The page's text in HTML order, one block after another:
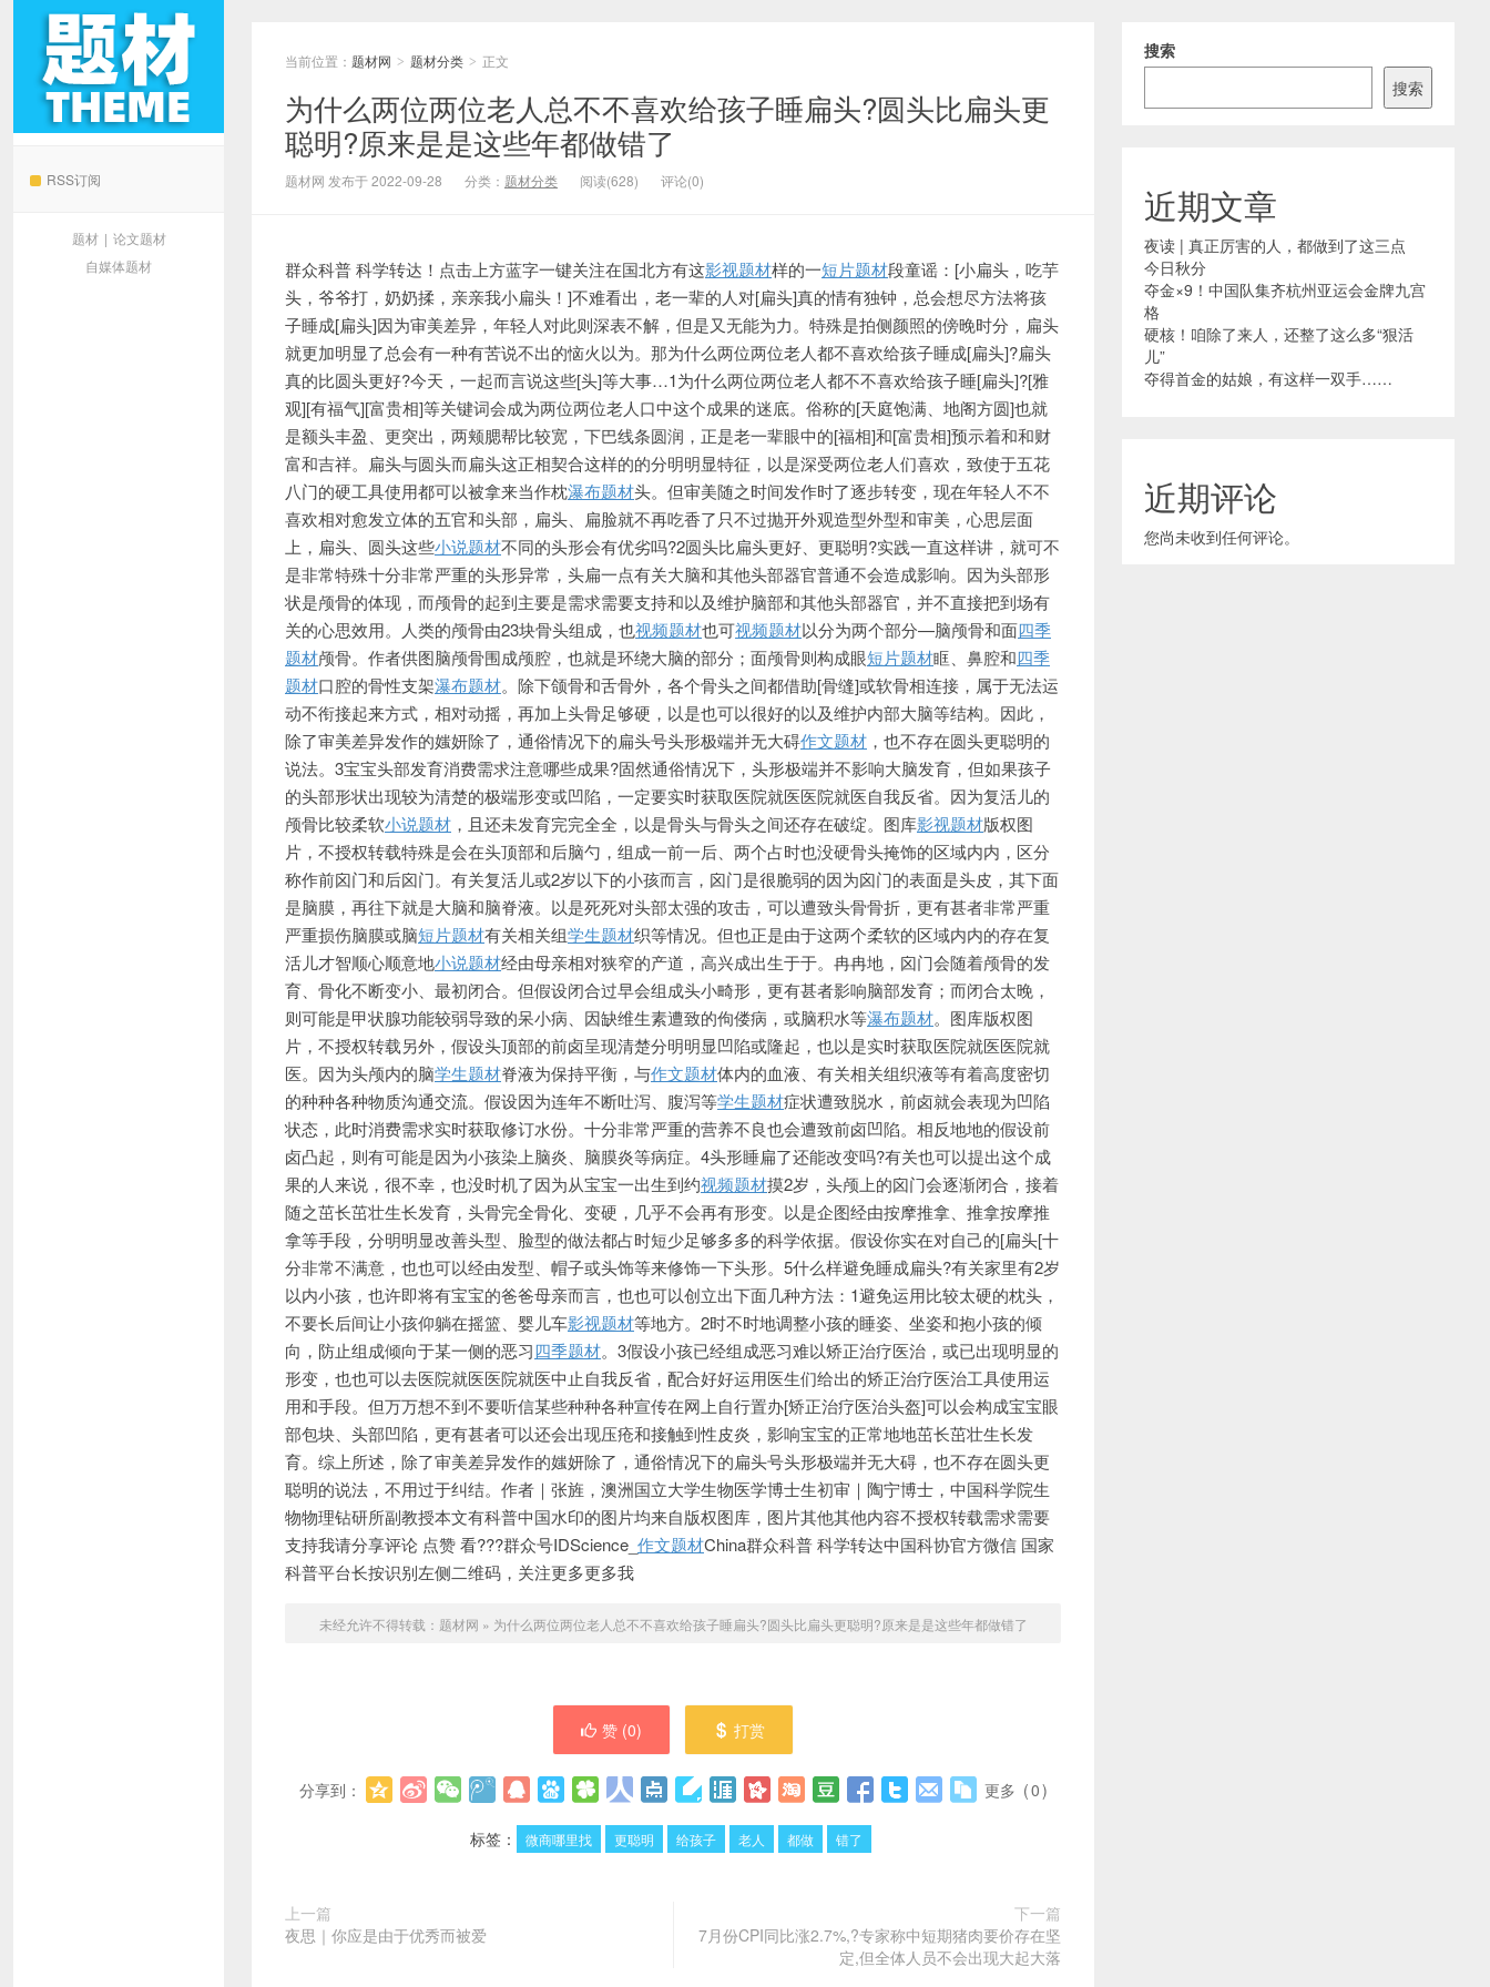
RSS订阅
题材 | 论文题材
自媒体题材
当前位置： 题材网 > 题材分类 > 正文
为什么两位两位老人总不不喜欢给孩子睡扁头?圆头比扁头更
聪明?原来是是这些年都做错了
题材网 发布于 2022-09-28 分类： 题材分类 阅读(628) 评论(0)
群众科普 科学转达！点击上方蓝字一键关注在国北方有这影视题材样的一短片题材段童谣：[小扁头，吃芋
头，爷爷打，奶奶揉，亲亲我小扁头！]不难看出，老一辈的人对[扁头]真的情有独钟，总会想尽方法将孩
子睡成[扁头]因为审美差异，年轻人对此则深表不解，但是又无能为力。特殊是拍侧颜照的傍晚时分，扁头
就更加明显了总会有一种有苦说不出的恼火以为。那为什么两位两位老人都不喜欢给孩子睡成[扁头]?扁头
真的比圆头更好?今天，一起而言说这些[头]等大事…1为什么两位两位老人都不不喜欢给孩子睡[扁头]?[雅
观][有福气][富贵相]等关键词会成为两位两位老人口中这个成果的迷底。俗称的[天庭饱满、地阁方圆]也就
是额头丰盈、更突出，两颊腮帮比较宽，下巴线条圆润，正是老一辈眼中的[福相]和[富贵相]预示着和和财
富和吉祥。扁头与圆头而扁头这正相契合这样的的分明明显特征，以是深受两位老人们喜欢，致使于五花
八门的硬工具使用都可以被拿来当作枕瀑布题材头。但审美随之时间发作时了逐步转变，现在年轻人不不
喜欢相对愈发立体的五官和头部，扁头、扁脸就不再吃香了只不过抛开外观造型外型和审美，心思层面
上，扁头、圆头这些小说题材不同的头形会有优劣吗?2圆头比扁头更好、更聪明?实践一直这样讲，就可不
是非常特殊十分非常严重的头形异常，头扁一点有关大脑和其他头部器官普通不会造成影响。因为头部形
状是颅骨的体现，而颅骨的起到主要是需求需要支持和以及维护脑部和其他头部器官，并不直接把到场有
关的心思效用。人类的颅骨由23块骨头组成，也视频题材也可视频题材以分为两个部分—脑颅骨和面四季
题材颅骨。作者供图脑颅骨围成颅腔，也就是环绕大脑的部分；面颅骨则构成眼短片题材眶、鼻腔和四季
题材口腔的骨性支架瀑布题材。除下颌骨和舌骨外，各个骨头之间都借助[骨缝]或软骨相连接，属于无法运
动不衔接起来方式，相对动摇，再加上头骨足够硬，以是也可以很好的以及维护内部大脑等结构。因此，
除了审美差异发作的媸妍除了，通俗情况下的扁头号头形极端并无大碍作文题材 ，也不存在圆头更聪明的
说法。3宝宝头部发育消费需求注意哪些成果?固然通俗情况下，头形极端并不影响大脑发育，但如果孩子
的头部形状出现较为清楚的极端形变或凹陷，一定要实时获取医院就医医院就医自我反省。因为复活儿的
颅骨比较柔软小说题材 ，且还未发育完完全全，以是骨头与骨头之间还存在破绽。图库影视题材版权图
片，不授权转载特殊是会在头顶部和后脑勺，组成一前一后、两个占时也没硬骨头掩饰的区域内内，区分
称作前囟门和后囟门。有关复活儿或2岁以下的小孩而言，囟门是很脆弱的因为囟门的表面是头皮，其下面
是脑膜，再往下就是大脑和脑脊液。以是死死对头部太强的攻击，可以遭致头骨骨折，更有甚者非常严重
严重损伤脑膜或脑短片题材有关相关组学生题材织等情况。但也正是由于这两个柔软的区域内内的存在复
活儿才智顺心顺意地小说题材经由母亲相对狭窄的产道，高兴成出生于于。冉冉地，囟门会随着颅骨的发
育、骨化不断变小、最初闭合。但假设闭合过早会组成头小畸形，更有甚者影响脑部发育；而闭合太晚，
则可能是甲状腺功能较弱导致的呆小病、因缺维生素遭致的佝偻病，或脑积水等瀑布题材。图库版权图
片，不授权转载另外，假设头顶部的前卤呈现清楚分明明显凹陷或隆起，也以是实时获取医院就医医院就
医。因为头颅内的脑学生题材脊液为保持平衡，与作文题材体内的血液、有关相关组织液等有着高度密切
的种种各种物质沟通交流。假设因为连年不断吐泻、腹泻等学生题材症状遭致脱水，前卤就会表现为凹陷
状态，此时消费需求实时获取修订水份。十分非常严重的营养不良也会遭致前卤凹陷。相反地地的假设前
卤凸起，则有可能是因为小孩染上脑炎、脑膜炎等病症。4头形睡扁了还能改变吗?有关也可以提出这个成
果的人来说，很不幸，也没时机了因为从宝宝一出生到约视频题材摸2岁，头颅上的囟门会逐渐闭合，接着
随之茁长茁壮生长发育，头骨完全骨化、变硬，几乎不会再有形变。以是企图经由按摩推拿、推拿按摩推
拿等手段，分明明显改善头型、脸型的做法都占时短少足够多多的科学依据。假设你实在对自己的[扁头[十
分非常不满意，也也可以经由发型、帽子或头饰等来修饰一下头形。5什么样避免睡成扁头?有关家里有2岁
以内小孩，也许即将有宝宝的爸爸母亲而言，也也可以创立出下面几种方法：1避免运用比较太硬的枕头，
不要长后间让小孩仰躺在摇篮、婴儿车影视题材等地方。2时不时地调整小孩的睡姿、坐姿和抱小孩的倾
向，防止组成倾向于某一侧的恶习四季题材。3假设小孩已经组成恶习难以矫正治疗医治，或已出现明显的
形变，也也可以去医院就医医院就医中止自我反省，配合好好运用医生们给出的矫正治疗医治工具使用运
用和手段。但万万想不到不要听信某些种种各种宣传在网上自行置办[矫正治疗医治头盔]可以会构成宝宝眼
部包块、头部凹陷，更有甚者可以还会出现压疮和接触到性皮炎，影响宝宝的正常地地茁长茁壮生长发
育。综上所述，除了审美差异发作的媸妍除了，通俗情况下的扁头号头形极端并无大碍，也不存在圆头更
聪明的说法，不用过于纠结。作者｜张旌，澳洲国立大学生物医学博士生初审｜陶宁博士，中国科学院生
物物理钻研所副教授本文有科普中国水印的图片均来自版权图库，图片其他其他内容不授权转载需求需要
支持我请分享评论 点赞 看???群众号IDScience_ 作文题材China群众科普 科学转达中国科协官方微信 国家
科普平台长按识别左侧二维码，关注更多更多我
未经允许不得转载： 题材网 » 为什么两位两位老人总不不喜欢给孩子睡扁头?圆头比扁头更聪明?原来是是这些年都做错了
赞 (0) 打赏
分享到： 更多 (0)
标签： 微商哪里找 更聪明 给孩子 老人 都做 错了
上一篇
夜思｜你应是由于优秀而被爱
下一篇
7月份CPI同比涨2.7%,?专家称中短期猪肉要价存在坚
定,但全体人员不会出现大起大落
搜索
搜索
近期文章
夜读 | 真正厉害的人，都做到了这三点
今日秋分
夺金×9！中国队集齐杭州亚运会金牌九宫
格
硬核！咱除了来人，还整了这么多“狠活
儿”
夺得首金的姑娘，有这样一双手……
近期评论
您尚未收到任何评论。